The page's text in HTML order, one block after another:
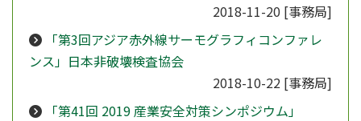
2018-11-20 [事務局]
「第3回アジア赤外線サーモグラフィコンファレ
ンス」日本非破壊検査協会
2018-10-22 [事務局]
「第41回 2019 産業安全対策シンポジウム」